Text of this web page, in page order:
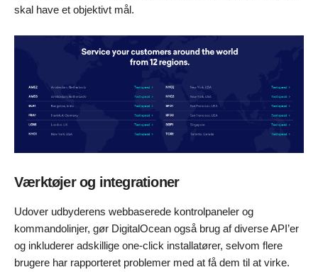
skal have et objektivt mål.
Værktøjer og integrationer
Udover udbyderens webbaserede kontrolpaneler og
kommandolinjer, gør DigitalOcean også brug af diverse API’er
og inkluderer adskillige one-click installatører, selvom flere
brugere har rapporteret problemer med at få dem til at virke.